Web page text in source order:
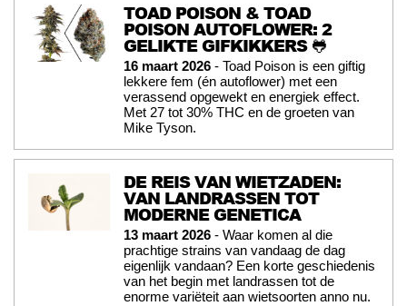
TOAD POISON & TOAD
POISON AUTOFLOWER: 2
GELIKTE GIFKIKKERS 🐸
16 maart 2026 - Toad Poison is een giftig
lekkere fem (én autoflower) met een
verassend opgewekt en energiek effect.
Met 27 tot 30% THC en de groeten van
Mike Tyson.
DE REIS VAN WIETZADEN:
VAN LANDRASSEN TOT
MODERNE GENETICA
13 maart 2026 - Waar komen al die
prachtige strains van vandaag de dag
eigenlijk vandaan? Een korte geschiedenis
van het begin met landrassen tot de
enorme variëteit aan wietsoorten anno nu.